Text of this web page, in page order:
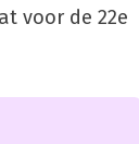
voor de 22e